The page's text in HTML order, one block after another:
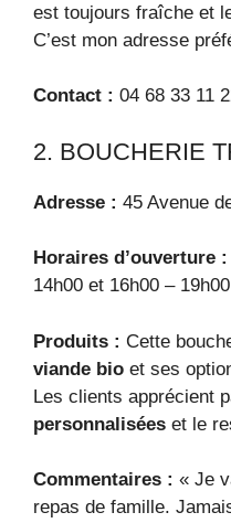
est toujours fraîche et
C’est mon adresse
Contact : 04 68 33 11
2. BOUCHERIE
Adresse : 45 Avenue
Horaires d’ouverture :
14h00 et 16h00 – 19h00
Produits : Cette
viande bio et ses
Les clients apprécient
personnalisées et le
Commentaires : « Je
repas de famille.